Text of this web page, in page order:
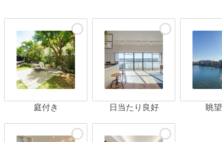
庭付き 日当たり良好 眺